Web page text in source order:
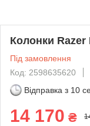
Колонки Razer
Під замовлення
Код: 2598635620
Відправка з 10
14 170 ₴